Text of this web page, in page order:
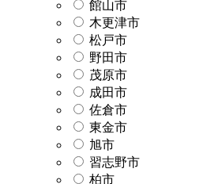
館山市
木更津市
松戸市
野田市
茂原市
成田市
佐倉市
東金市
旭市
習志野市
柏市